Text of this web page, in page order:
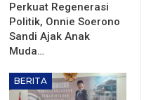
Perkuat Regenerasi
Politik, Onnie Soerono
Sandi Ajak Anak
Muda…
BERITA